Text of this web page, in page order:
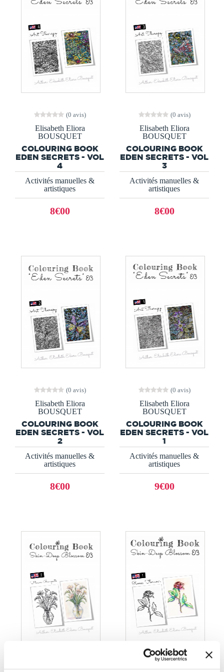
(0 avis)
Elisabeth Eliora
BOUSQUET
COLOURING BOOK
EDEN SECRETS - VOL
4
Activités manuelles &
artistiques
8€00
(0 avis)
Elisabeth Eliora
BOUSQUET
COLOURING BOOK
EDEN SECRETS - VOL
3
Activités manuelles &
artistiques
8€00
(0 avis)
Elisabeth Eliora
BOUSQUET
COLOURING BOOK
EDEN SECRETS - VOL
2
Activités manuelles &
artistiques
8€00
(0 avis)
Elisabeth Eliora
BOUSQUET
COLOURING BOOK
EDEN SECRETS - VOL
1
Activités manuelles &
artistiques
9€00